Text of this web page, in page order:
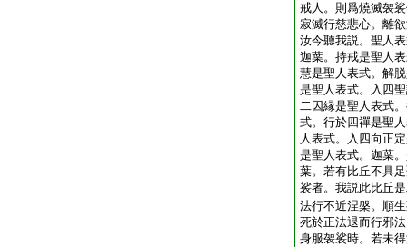
戒人。則爲燒滅袈
寂滅行慈悲心。離
汝今聽我説。聖人
迦葉。持戒是聖人
慧是聖人表式。解
是聖人表式。入四
二因縁是聖人表式
式。行於四禪是聖
人表式。入四向正
是聖人表式。迦葉
葉。若有比丘不具
裟者。我説此比丘
法行不近涅槃。順
死於正法退而行邪
身服袈裟時。若未